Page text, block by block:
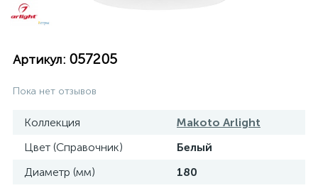
Артикул: 057205
Пока нет отзывов
Коллекция
Makoto Arlight
Цвет (Справочник)
Белый
Диаметр (мм)
180